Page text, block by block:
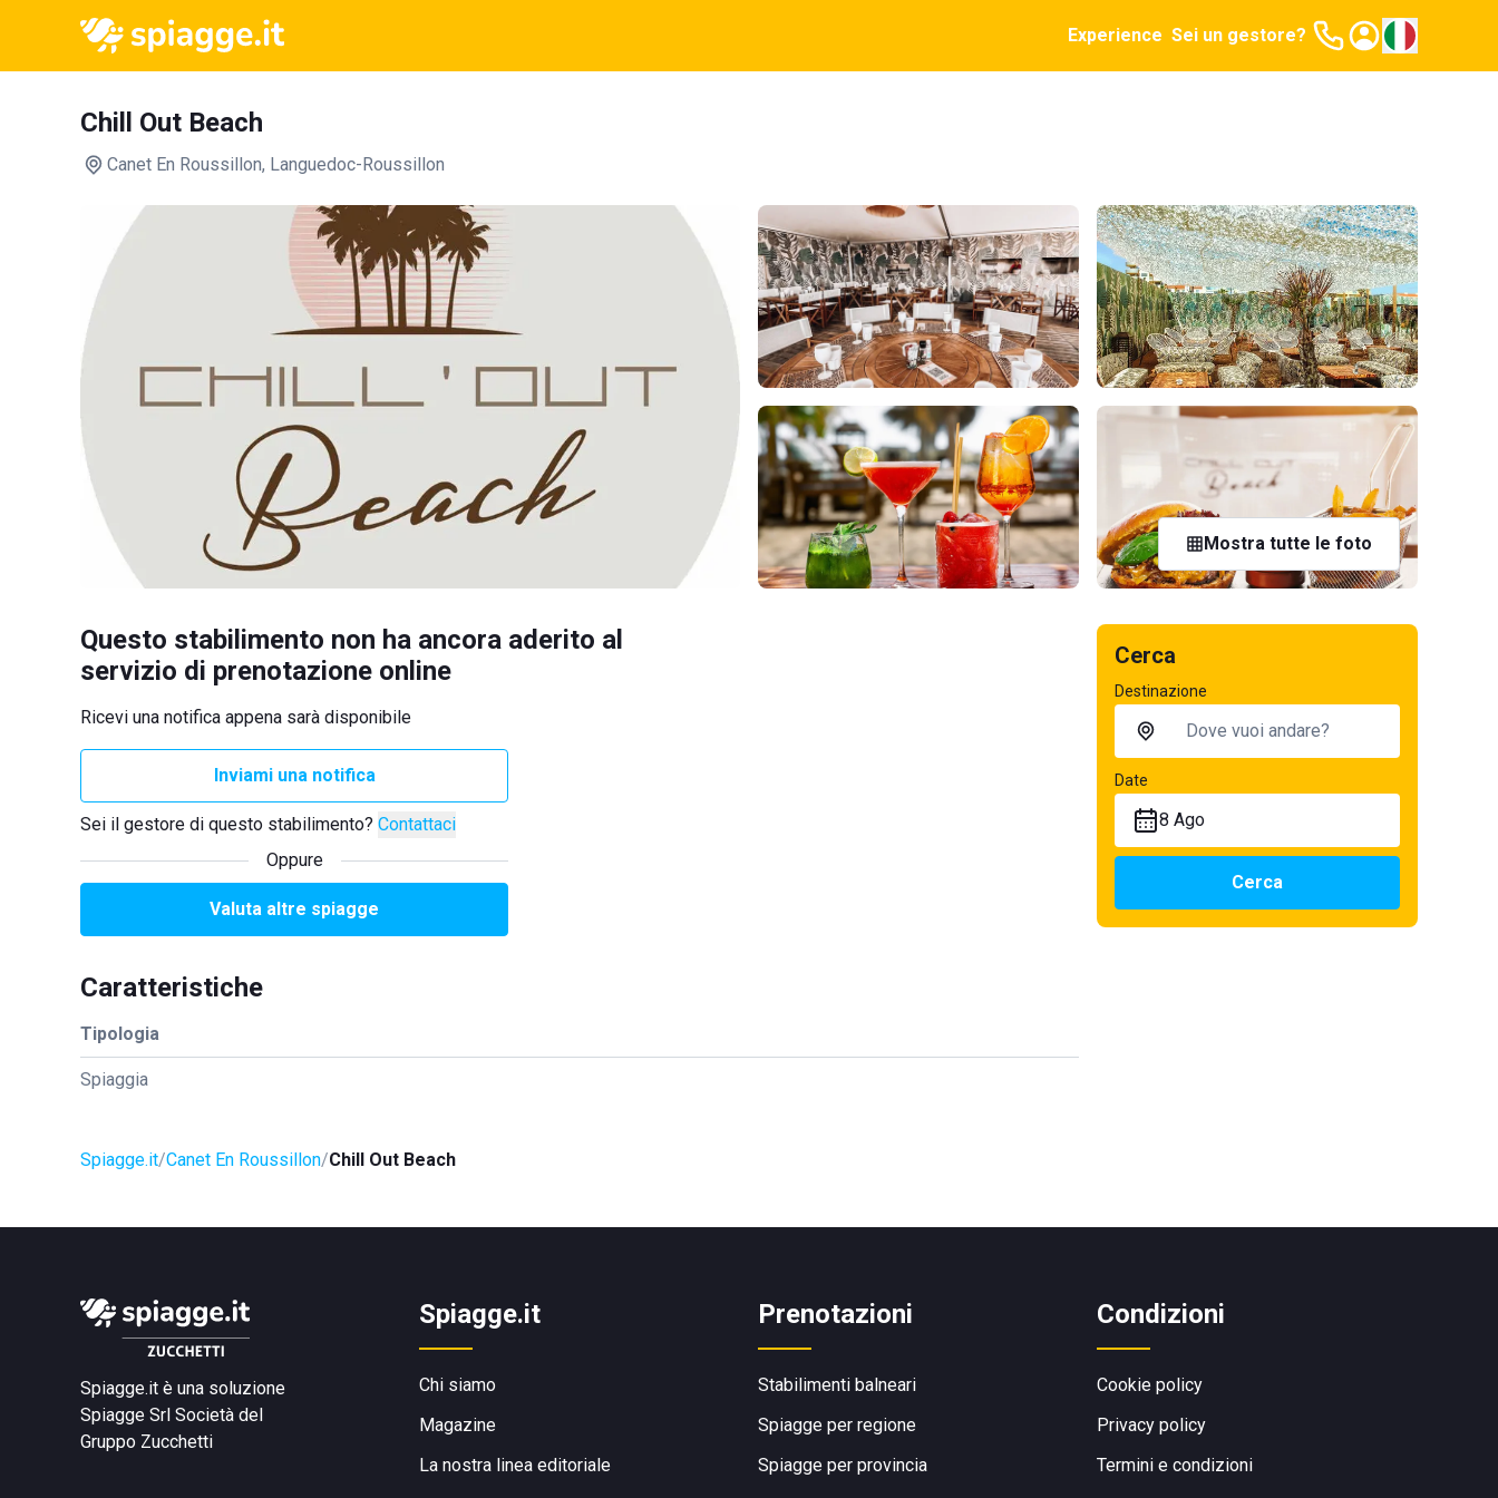
Experience Sei un gestore?
Chill Out Beach
Canet En Roussillon, Languedoc-Roussillon
Mostra tutte le foto
Questo stabilimento non ha ancora aderito al
servizio di prenotazione online
Ricevi una notifica appena sarà disponibile
Inviami una notifica
Sei il gestore di questo stabilimento? Contattaci
Oppure
Valuta altre spiagge
Caratteristiche
Tipologia
Spiaggia
Spiagge.it Canet En Roussillon Chill Out Beach
Cerca
Destinazione
Date
8 Ago
Cerca
Spiagge.it è una soluzione
Spiagge Srl Società del
Gruppo Zucchetti
Spiagge.it
Chi siamo
Magazine
La nostra linea editoriale
Prenotazioni
Stabilimenti balneari
Spiagge per regione
Spiagge per provincia
Condizioni
Cookie policy
Privacy policy
Termini e condizioni